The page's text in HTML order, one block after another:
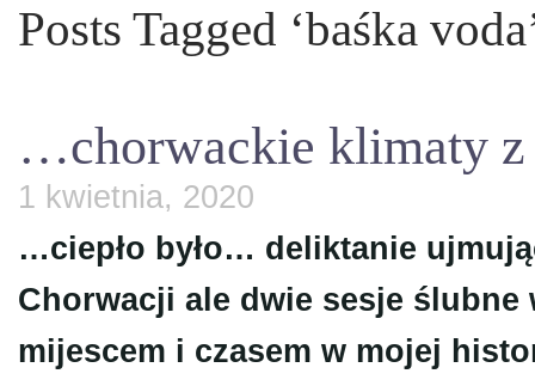
Posts Tagged ‘baśka
…chorwackie klimaty
1 kwietnia, 2020
…ciepło było… deliktanie
Chorwacji ale dwie sesje ślubne
mijescem i czasem w mojej